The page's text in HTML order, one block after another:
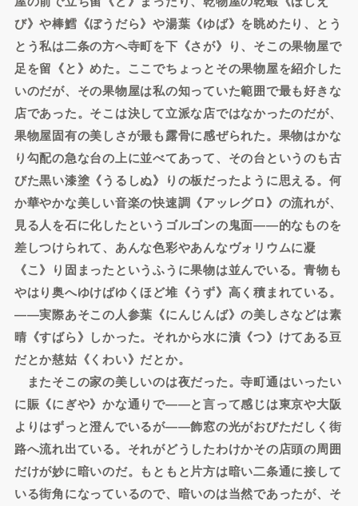
び》や棒鱈《ぼうだら》や湯葉《ゆば》を眺めたり、とう
とう私は二条の方へ寺町を下《さが》り、そこの果物屋で
足を留《と》めた。ここでちょっとその果物屋を紹介した
いのだが、その果物屋は私の知っていた範囲で最も好きな
店であった。そこは決して立派な店ではなかったのだが、
果物屋固有の美しさが最も露骨に感ぜられた。果物はかな
り勾配の急な台の上に並べてあって、その台というのも古
びた黒い漆塗《うるしぬ》りの板だったように思える。何
か華やかな美しい音楽の快速調《アッレグロ》の流れが、
見る人を石に化したというゴルゴンの鬼面――的なものを
差しつけられて、あんな色彩やあんなヴォリウムに凝
《こ》り固まったというふうに果物は並んでいる。青物も
やはり奥へゆけばゆくほど堆《うず》高く積まれている。
――実際あそこの人参葉《にんじんば》の美しさなどは素
晴《すばら》しかった。それから水に漬《つ》けてある豆
だとか慈姑《くわい》だとか。
またそこの家の美しいのは夜だった。寺町通はいったい
に賑《にぎや》かな通りで――と言って感じは東京や大阪
よりはずっと澄んでいるが――飾窓の光がおびただしく街
路へ流れ出ている。それがどうしたわけかその店頭の周囲
だけが妙に暗いのだ。もともと片方は暗い二条通に接して
いる街角になっているので、暗いのは当然であったが、そ